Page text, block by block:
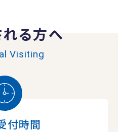
る方へ
Visiting
付時間